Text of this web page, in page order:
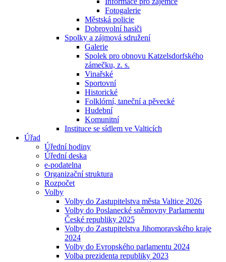
Fotogalerie
Městská policie
Dobrovolní hasiči
Spolky a zájmová sdružení
Galerie
Spolek pro obnovu Katzelsdorfského
zámečku, z. s.
Vinařské
Sportovní
Historické
Folklórní, taneční a pěvecké
Hudební
Komunitní
Instituce se sídlem ve Valticích
Úřad
Úřední hodiny
Úřední deska
e-podatelna
Organizační struktura
Rozpočet
Volby
Volby do Zastupitelstva města Valtice 2026
Volby do Poslanecké sněmovny Parlamentu
České republiky 2025
Volby do Zastupitelstva Jihomoravského kraje
2024
Volby do Evropského parlamentu 2024
Volba prezidenta republiky 2023